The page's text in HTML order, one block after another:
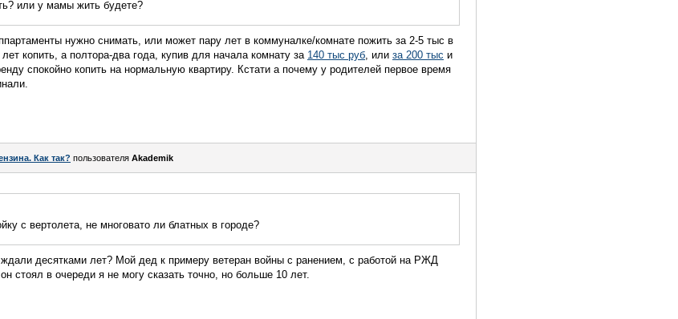
или у мамы жить будете?
нужно снимать, или может пару лет в коммуналке/комнате пожить за 2-5 тыс в
копить, а полтора-два года, купив для начала комнату за 140 тыс руб, или за 200 тыс и
спокойно копить на нормальную квартиру. Кстати а почему у родителей первое время
Как так? пользователя Akademik
с вертолета, не многовато ли блатных в городе?
десятками лет? Мой дед к примеру ветеран войны с ранением, с работой на РЖД
стоял в очереди я не могу сказать точно, но больше 10 лет.